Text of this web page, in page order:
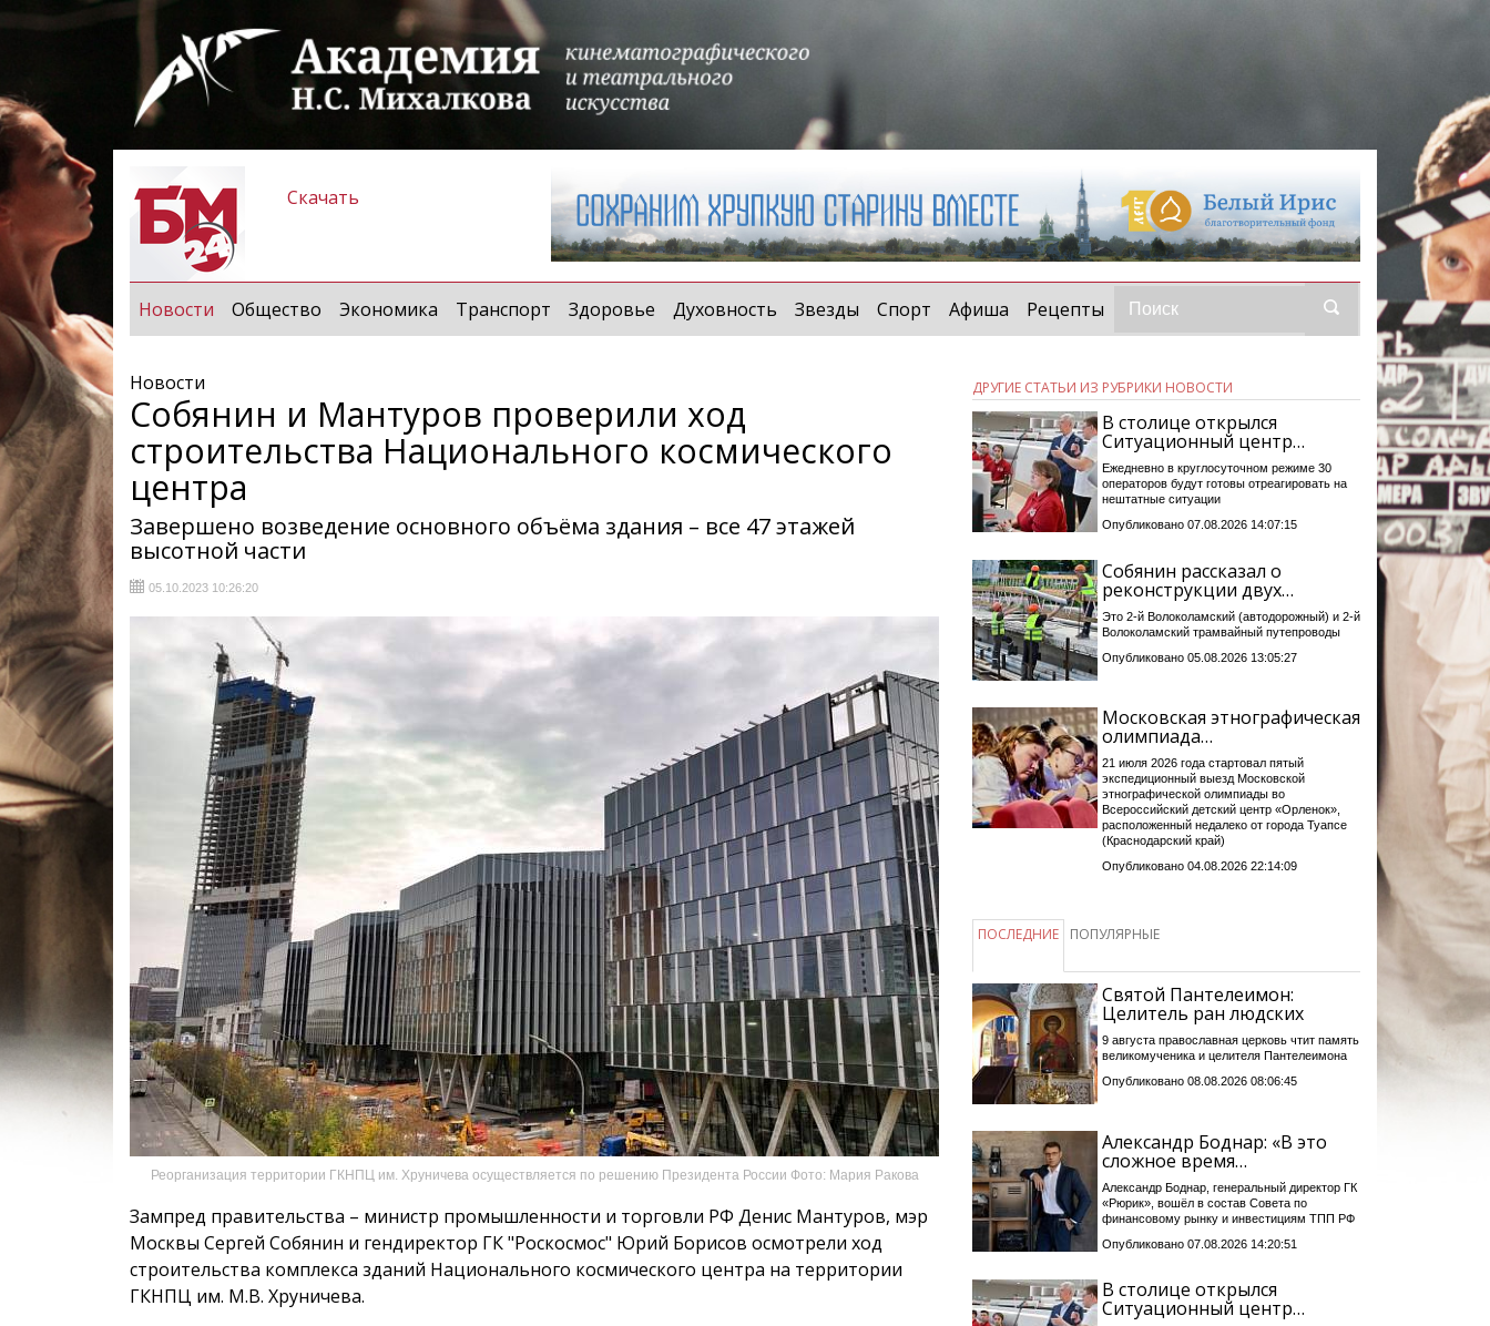
Скачать
Новости (current)
Общество Экономика Транспорт Здоровье Духовность Звезды Спорт Афиша Рецепты
Новости
Собянин и Мантуров проверили ход
строительства Национального космического
центра
Завершено возведение основного объёма здания – все 47 этажей
высотной части
05.10.2023 10:26:20
Реорганизация территории ГКНПЦ им. Хруничева осуществляется по решению Президента России Фото: Мария Ракова
Зампред правительства – министр промышленности и торговли РФ Денис Мантуров, мэр
Москвы Сергей Собянин и гендиректор ГК "Роскосмос" Юрий Борисов осмотрели ход
строительства комплекса зданий Национального космического центра на территории
ГКНПЦ им. М.В. Хруничева.
ДРУГИЕ СТАТЬИ ИЗ РУБРИКИ НОВОСТИ
В столице открылся
Ситуационный центр…
Ежедневно в круглосуточном режиме 30
операторов будут готовы отреагировать на
нештатные ситуации
Опубликовано 07.08.2026 14:07:15
Собянин рассказал о
реконструкции двух…
Это 2-й Волоколамский (автодорожный) и 2-й
Волоколамский трамвайный путепроводы
Опубликовано 05.08.2026 13:05:27
Московская этнографическая
олимпиада…
21 июля 2026 года стартовал пятый
экспедиционный выезд Московской
этнографической олимпиады во
Всероссийский детский центр «Орленок»,
расположенный недалеко от города Туапсе
(Краснодарский край)
Опубликовано 04.08.2026 22:14:09
ПОСЛЕДНИЕ ПОПУЛЯРНЫЕ
Святой Пантелеимон:
Целитель ран людских
9 августа православная церковь чтит память
великомученика и целителя Пантелеимона
Опубликовано 08.08.2026 08:06:45
Александр Боднар: «В это
сложное время…
Александр Боднар, генеральный директор ГК
«Рюрик», вошёл в состав Совета по
финансовому рынку и инвестициям ТПП РФ
Опубликовано 07.08.2026 14:20:51
В столице открылся
Ситуационный центр…